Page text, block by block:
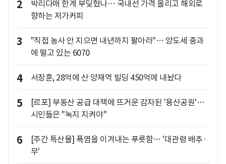
2
박리다매 한계 부딪혔나… 국내선 가격 올리고 해외로
향하는 저가커피
3
"직접 농사 안 지으면 내년까지 팔아라"… 양도세 중과
에 떨고 있는 6070
4 서장훈, 28억에 산 양재역 빌딩 450억에 내놨다
5
[르포] 부동산 공급 대책에 뜨거운 감자된 '용산공원'…
시민들은 "녹지 지켜야"
6
[주간 특산물] 폭염을 이겨내는 푸릇함… '대관령 배추·
무'